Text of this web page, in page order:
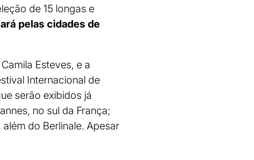
de 15 longas e
pelas cidades de
Esteves, e a
Internacional de
serão exibidos já
no sul da França;
do Berlinale. Apesar